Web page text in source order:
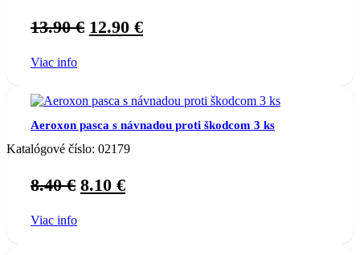
13.90€ Original
12.90 €Current
Viac info
Aeroxon pasca s návnadou proti škodcom 3 ks
Katalógové číslo: 02179
8.40€ Original
8.10 €Current
Viac info